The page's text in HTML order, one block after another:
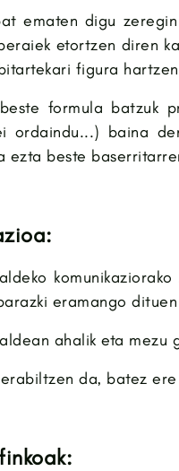
ematen digu
etortzen diren
figura
formula batzuk
ordaindu...) baina
ezta beste
eramango
ahalik eta mezu
da, batez